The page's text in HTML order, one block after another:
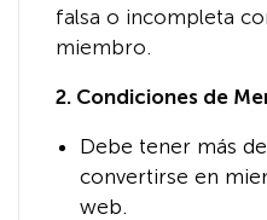
falsa o incompleta
miembro.
2. Condiciones de
Debe tener más
convertirse en
web.